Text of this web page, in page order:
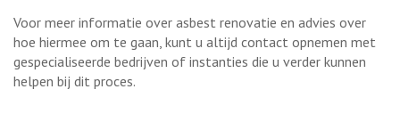
Voor meer informatie over asbest renovatie en advies over
hoe hiermee om te gaan, kunt u altijd contact opnemen met
gespecialiseerde bedrijven of instanties die u verder kunnen
helpen bij dit proces.